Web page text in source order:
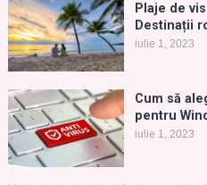
Plaje de
Destinații
iulie 1, 2023
Cum să
pentru
iulie 1, 2023